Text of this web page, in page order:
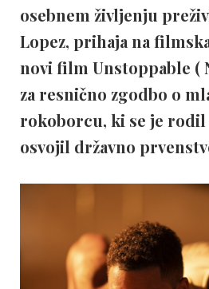
osebnem življenju
Lopez, prihaja na
novi film Unstoppable (
za resnično zgodbo o
rokoborcu, ki se je rodil
osvojil državno